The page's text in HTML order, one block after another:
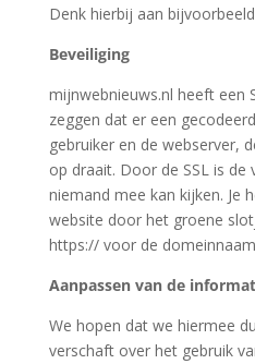
Denk hierbij aan
Beveiliging
mijnwebnieuws.nl heeft een
zeggen dat er een
gebruiker en de webserver,
op draait. Door de SSL is de
niemand mee kan kijken. Je
website door het groene
https:// voor de
Aanpassen van de
We hopen dat we hiermee
verschaft over het gebruik